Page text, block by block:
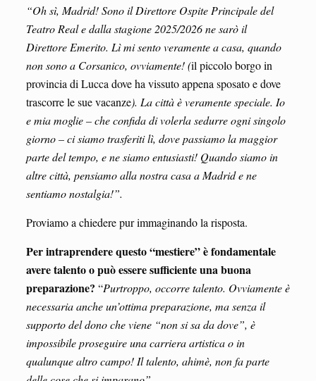
“Oh sì, Madrid! Sono il Direttore Ospite Principale del
Teatro Real e dalla stagione 2025/2026 ne sarò il
Direttore Emerito. Lì mi sento veramente a casa, quando
non sono a Corsanico, ovviamente! (il piccolo borgo in
provincia di Lucca dove ha vissuto appena sposato e dove
trascorre le sue vacanze). La città è veramente speciale. Io
e mia moglie – che confida di volerla sedurre ogni singolo
giorno – ci siamo trasferiti lì, dove passiamo la maggior
parte del tempo, e ne siamo entusiasti! Quando siamo in
altre città, pensiamo alla nostra casa a Madrid e ne
sentiamo nostalgia!”.
Proviamo a chiedere pur immaginando la risposta.
Per intraprendere questo “mestiere” è fondamentale
avere talento o può essere sufficiente una buona
preparazione? “Purtroppo, occorre talento. Ovviamente è
necessaria anche un’ottima preparazione, ma senza il
supporto del dono che viene “non si sa da dove”, è
impossibile proseguire una carriera artistica o in
qualunque altro campo! Il talento, ahimè, non fa parte